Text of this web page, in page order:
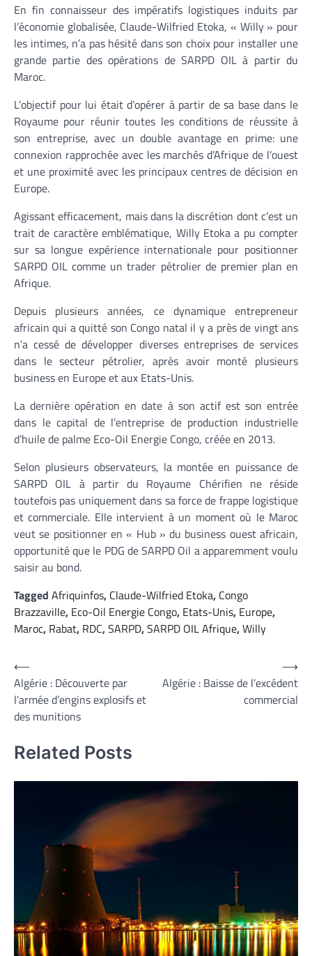
En fin connaisseur des impératifs logistiques induits par
l’économie globalisée, Claude-Wilfried Etoka, « Willy » pour
les intimes, n’a pas hésité dans son choix pour installer une
grande partie des opérations de SARPD OIL à partir du
Maroc.
L’objectif pour lui était d’opérer à partir de sa base dans le
Royaume pour réunir toutes les conditions de réussite à
son entreprise, avec un double avantage en prime: une
connexion rapprochée avec les marchés d’Afrique de l’ouest
et une proximité avec les principaux centres de décision en
Europe.
Agissant efficacement, mais dans la discrétion dont c’est un
trait de caractère emblématique, Willy Etoka a pu compter
sur sa longue expérience internationale pour positionner
SARPD OIL comme un trader pétrolier de premier plan en
Afrique.
Depuis plusieurs années, ce dynamique entrepreneur
africain qui a quitté son Congo natal il y a près de vingt ans
n’a cessé de développer diverses entreprises de services
dans le secteur pétrolier, après avoir monté plusieurs
business en Europe et aux Etats-Unis.
La dernière opération en date à son actif est son entrée
dans le capital de l’entreprise de production industrielle
d’huile de palme Eco-Oil Energie Congo, créée en 2013.
Selon plusieurs observateurs, la montée en puissance de
SARPD OIL à partir du Royaume Chérifien ne réside
toutefois pas uniquement dans sa force de frappe logistique
et commerciale. Elle intervient à un moment où le Maroc
veut se positionner en « Hub » du business ouest africain,
opportunité que le PDG de SARPD Oil a apparemment voulu
saisir au bond.
Tagged Afriquinfos, Claude-Wilfried Etoka, Congo
Brazzaville, Eco-Oil Energie Congo, Etats-Unis, Europe,
Maroc, Rabat, RDC,SARPD,SARPD OIL Afrique,Willy
Navigation
de
l’article
⟵
Algérie : Découverte par
l’armée d’engins explosifs et
des munitions
Algérie : Baisse de l’excédent
commercial
⟶
Related Posts